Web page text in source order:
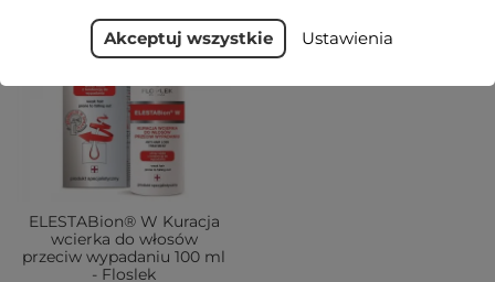
ELESTABion® W Kuracja
wcierka do włosów
przeciw wypadaniu 100 ml
- Floslek
Akceptuj wszystkie Ustawienia